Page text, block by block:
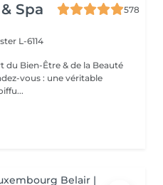
Spa
578
L-6114
du Bien-Être & de la Beauté
vous : une véritable